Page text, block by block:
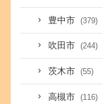
豊中市 (379)
吹田市 (244)
茨木市 (55)
高槻市 (116)